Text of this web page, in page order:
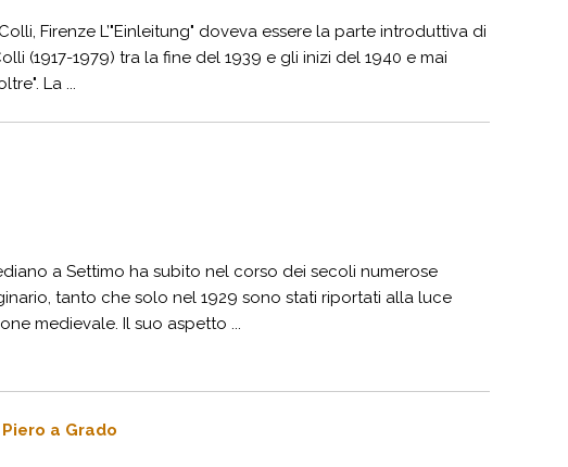
Firenze L’"Einleitung" doveva essere la parte introduttiva di
(1917-1979) tra la fine del 1939 e gli inizi del 1940 e mai
La ...
a Settimo ha subito nel corso dei secoli numerose
tanto che solo nel 1929 sono stati riportati alla luce
medievale. Il suo aspetto ...
a Grado